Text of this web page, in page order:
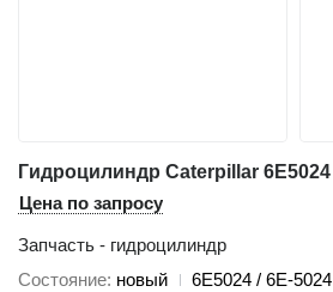
Цена по запросу
Запчасть - гидроцилиндр
Состояние новый
6E5024 / 6E-5024